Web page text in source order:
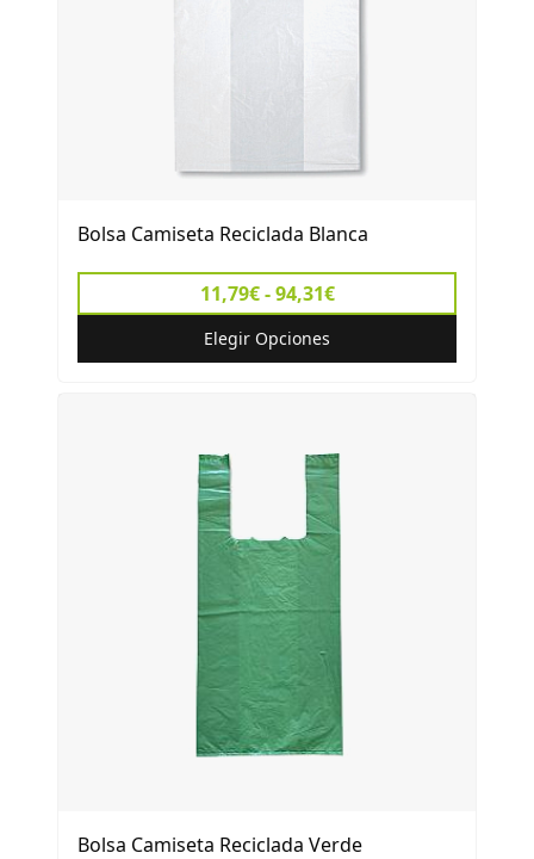
Bolsa Camiseta Reciclada Blanca
11,79€ - 94,31€
Elegir Opciones
Bolsa Camiseta Reciclada Verde